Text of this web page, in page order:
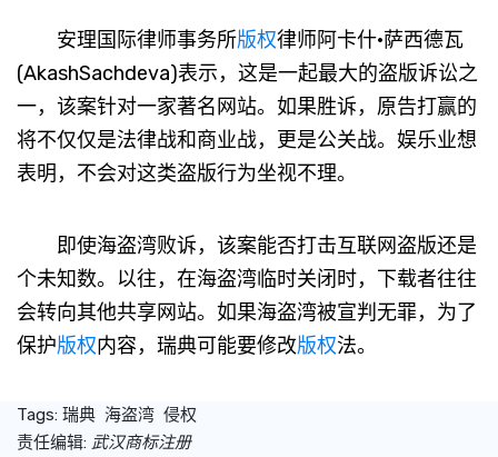
安理国际律师事务所版权律师阿卡什·萨西德瓦
(AkashSachdeva)表示，这是一起最大的盗版诉讼之
一，该案针对一家著名网站。如果胜诉，原告打赢的
将不仅仅是法律战和商业战，更是公关战。娱乐业想
表明，不会对这类盗版行为坐视不理。
即使海盗湾败诉，该案能否打击互联网盗版还是
个未知数。以往，在海盗湾临时关闭时，下载者往往
会转向其他共享网站。如果海盗湾被宣判无罪，为了
保护版权内容，瑞典可能要修改版权法。
Tags: 瑞典 海盗湾 侵权
责任编辑: 武汉商标注册